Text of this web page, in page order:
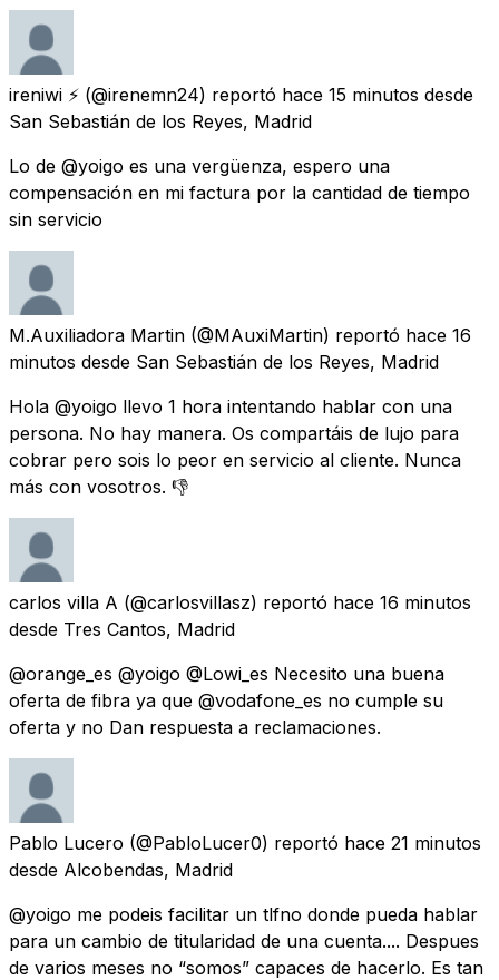
ireniwi ⚡️ (@irenemn24) reportó hace 15 minutos desde
San Sebastián de los Reyes, Madrid
Lo de @yoigo es una vergüenza, espero una
compensación en mi factura por la cantidad de tiempo
sin servicio
M.Auxiliadora Martin (@MAuxiMartin) reportó hace 16
minutos desde San Sebastián de los Reyes, Madrid
Hola @yoigo llevo 1 hora intentando hablar con una
persona. No hay manera. Os compartáis de lujo para
cobrar pero sois lo peor en servicio al cliente. Nunca
más con vosotros. 👎
carlos villa A (@carlosvillasz) reportó hace 16 minutos
desde Tres Cantos, Madrid
@orange_es @yoigo @Lowi_es Necesito una buena
oferta de fibra ya que @vodafone_es no cumple su
oferta y no Dan respuesta a reclamaciones.
Pablo Lucero (@PabloLucer0) reportó hace 21 minutos
desde Alcobendas, Madrid
@yoigo me podeis facilitar un tlfno donde pueda hablar
para un cambio de titularidad de una cuenta.... Despues
de varios meses no “somos” capaces de hacerlo. Es tan